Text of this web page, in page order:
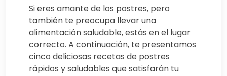
Si eres amante de los postres, pero
también te preocupa llevar una
alimentación saludable, estás en el lugar
correcto. A continuación, te presentamos
cinco deliciosas recetas de postres
rápidos y saludables que satisfarán tu